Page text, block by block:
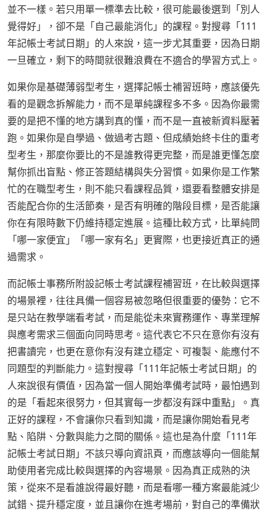
並不一樣。若只用單一標準去比較，很可能最後選到「別人
覺得好」，卻不是「自己最能消化」的課程。對搜尋「111
年記帳士考試日期」的人來說，這一步尤其重要，因為日期
一旦確立，剩下的時間就很難浪費在不適合的學習方式上。
如果你是基礎薄弱型考生，選擇記帳士補習班時，應該優先
看的是觀念拆解能力，而不是單純課程多不多。因為你最需
要的是把不懂的地方講到真的懂，而不是一直被新資料壓著
跑。如果你是自學過、做過考古題、但成績始終卡住的重考
型考生，那麼你要比的不是誰教得更完整，而是誰更懂怎麼
幫你抓出盲點、修正答題結構與失分習慣。如果你是工作繁
忙的在職型考生，則不能只看課程品質，還要看整體安排是
否能配合你的生活節奏，是否有明確的階段目標，是否能讓
你在有限時數下仍維持穩定進展。這種比較方式，比單純問
「哪一家便宜」「哪一家有名」更實際，也更接近真正的通
過需求。
而記帳士事務所附設記帳士考試課程補習班，在比較與選擇
的場景裡，往往具備一個容易被忽略但很重要的優勢：它不
是只站在教學端看考試，而是能從未來實務運作、專業理解
與應考需求三個面向同時思考。這代表它不只在意你有沒有
把書讀完，也更在意你有沒有建立穩定、可複製、能應付不
同題型的判斷能力。這對搜尋「111年記帳士考試日期」的
人來說很有價值，因為當一個人開始準備考試時，最怕遇到
的是「看起來很努力，但其實每一步都沒有踩中重點」。真
正好的課程，不會讓你只看到知識，而是讓你開始看見考
點、陷阱、分數與能力之間的關係。這也是為什麼「111年
記帳士考試日期」不該只導向資訊頁，而應該導向一個能幫
助使用者完成比較與選擇的內容場景。因為真正成熟的決
策，從來不是看誰說得最好聽，而是看哪一種方案最能減少
試錯、提升穩定度，並且讓你在進考場前，對自己的準備狀